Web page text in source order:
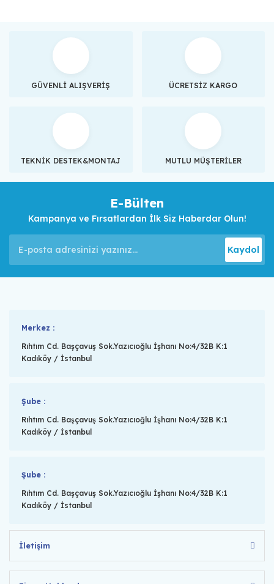
GÜVENLİ ALIŞVERİŞ ÜCRETSİZ KARGO
TEKNİK DESTEK&MONTAJ MUTLU MÜŞTERİLER
E-Bülten
Kampanya ve Fırsatlardan İlk Siz Haberdar Olun!
Kaydol
Merkez :
Rıhtım Cd. Başçavuş Sok.Yazıcıoğlu İşhanı No:4/32B K:1
Kadıköy / İstanbul
Şube :
Rıhtım Cd. Başçavuş Sok.Yazıcıoğlu İşhanı No:4/32B K:1
Kadıköy / İstanbul
Şube :
Rıhtım Cd. Başçavuş Sok.Yazıcıoğlu İşhanı No:4/32B K:1
Kadıköy / İstanbul
İletişim